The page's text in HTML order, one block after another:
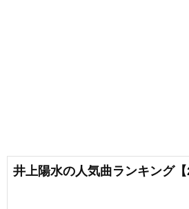
井上陽水の人気曲ランキング【